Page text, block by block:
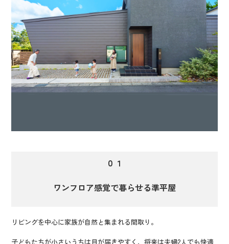
０１
ワンフロア感覚で暮らせる準平屋
リビングを中心に家族が自然と集まれる間取り。
子どもたちが小さいうちは目が届きやすく、将来は夫婦2人でも快適